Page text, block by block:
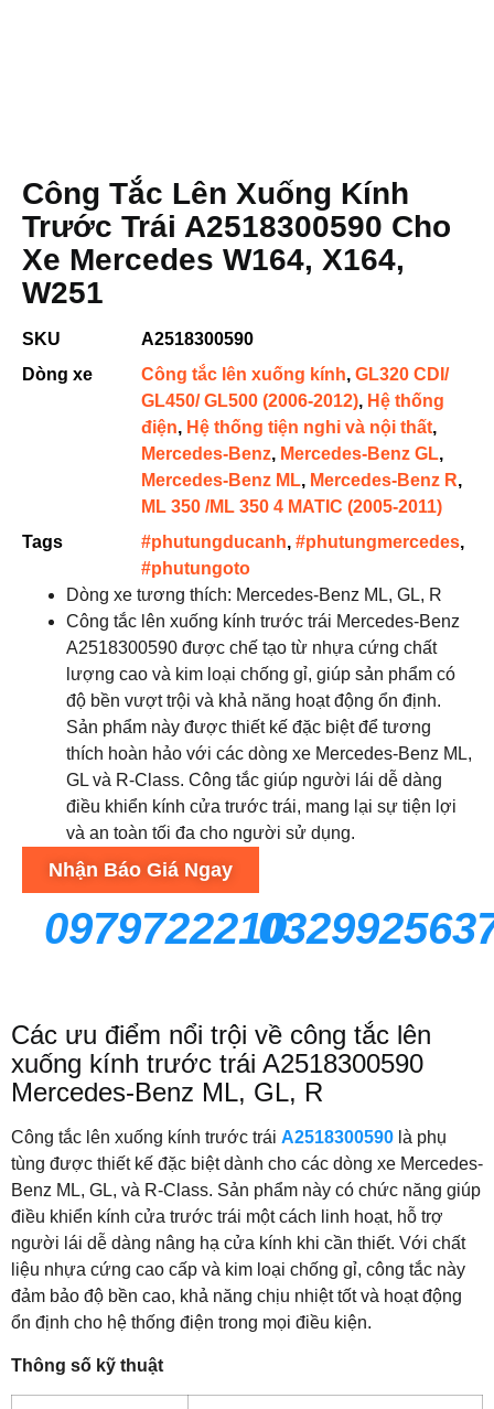
Công Tắc Lên Xuống Kính
Trước Trái A2518300590 Cho
Xe Mercedes W164, X164,
W251
SKU
A2518300590
Dòng xe
Công tắc lên xuống kính, GL320 CDI/
GL450/ GL500 (2006-2012), Hệ thống
điện, Hệ thống tiện nghi và nội thất,
Mercedes-Benz, Mercedes-Benz GL,
Mercedes-Benz ML, Mercedes-Benz R,
ML 350 /ML 350 4 MATIC (2005-2011)
Tags
#phutungducanh, #phutungmercedes,
#phutungoto
Dòng xe tương thích: Mercedes-Benz ML, GL, R
Công tắc lên xuống kính trước trái Mercedes-Benz
A2518300590 được chế tạo từ nhựa cứng chất
lượng cao và kim loại chống gỉ, giúp sản phẩm có
độ bền vượt trội và khả năng hoạt động ổn định.
Sản phẩm này được thiết kế đặc biệt để tương
thích hoàn hảo với các dòng xe Mercedes-Benz ML,
GL và R-Class. Công tắc giúp người lái dễ dàng
điều khiển kính cửa trước trái, mang lại sự tiện lợi
và an toàn tối đa cho người sử dụng.
Nhận Báo Giá Ngay
0979722210
Các ưu điểm nổi trội về công tắc lên
xuống kính trước trái A2518300590
Mercedes-Benz ML, GL, R
Công tắc lên xuống kính trước trái A2518300590 là phụ
tùng được thiết kế đặc biệt dành cho các dòng xe Mercedes-
Benz ML, GL, và R-Class. Sản phẩm này có chức năng giúp
điều khiển kính cửa trước trái một cách linh hoạt, hỗ trợ
người lái dễ dàng nâng hạ cửa kính khi cần thiết. Với chất
liệu nhựa cứng cao cấp và kim loại chống gỉ, công tắc này
đảm bảo độ bền cao, khả năng chịu nhiệt tốt và hoạt động
ổn định cho hệ thống điện trong mọi điều kiện.
Thông số kỹ thuật